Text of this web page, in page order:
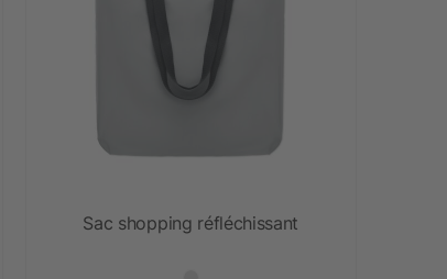
Sac shopping réfléchissant